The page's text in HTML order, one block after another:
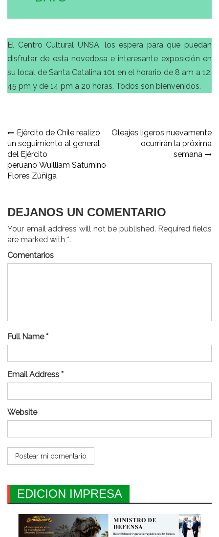
El Centro Cultural UNSA, los espera para que puedan
disfrutar de esta novedosa e interesante exposición en
su local de Santa Catalina 101 en el horario de 8 am a 12:
45 pm y de 14 pm a 20 horas. Todos son bienvenidos.
Navegación
de
entradas
Ejército de Chile realizó
un seguimiento al general
del Ejército
peruano Wuilliam Saturnino
Flores Zúñiga
Oleajes ligeros nuevamente
ocurrirán la próxima
semana
DEJANOS UN COMENTARIO
Your email address will not be published. Required fields
are marked with *.
Comentarios
Full Name *
Email Address *
Website
EDICION IMPRESA